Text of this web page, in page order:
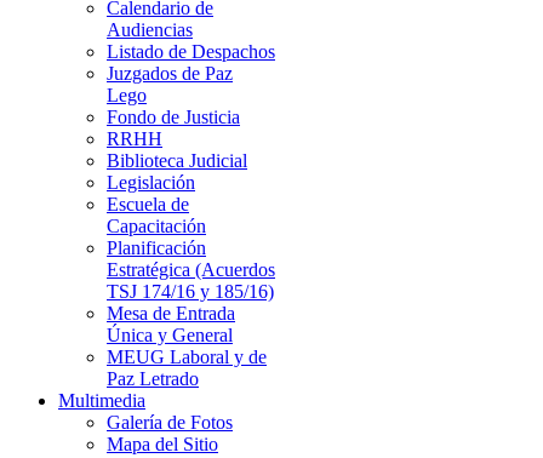
Calendario de
Audiencias
Listado de Despachos
Juzgados de Paz
Lego
Fondo de Justicia
RRHH
Biblioteca Judicial
Legislación
Escuela de
Capacitación
Planificación
Estratégica (Acuerdos
TSJ 174/16 y 185/16)
Mesa de Entrada
Única y General
MEUG Laboral y de
Paz Letrado
Multimedia
Galería de Fotos
Mapa del Sitio